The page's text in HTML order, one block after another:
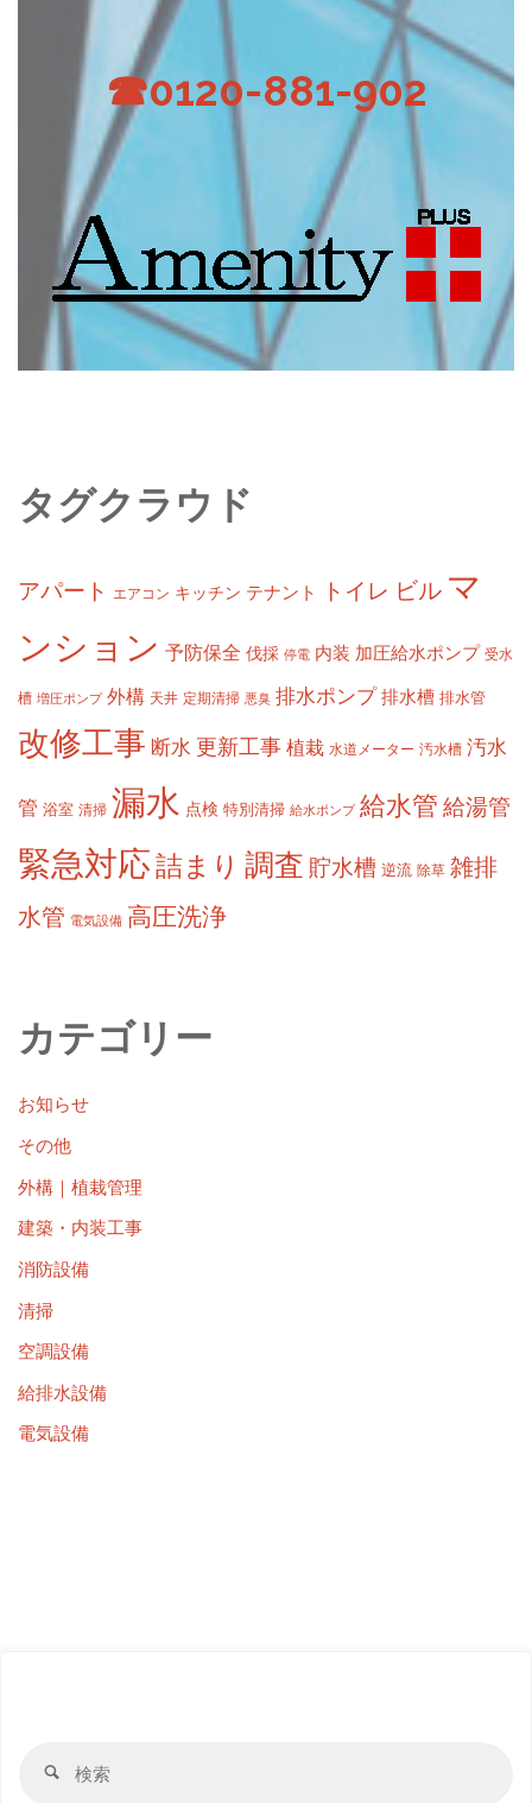
☎0120-881-902
タグクラウド
アパート エアコン キッチン テナント トイレ ビル マ
ンション 予防保全 伐採 停電 内装 加圧給水ポンプ 受水
槽 増圧ポンプ 外構 天井 定期清掃 悪臭 排水ポンプ 排水槽 排水管
改修工事 断水 更新工事 植栽 水道メーター 汚水槽 汚水
管 浴室 清掃 漏水 点検 特別清掃 給水ポンプ 給水管 給湯管
緊急対応詰まり 調査 貯水槽 逆流 除草 雑排
水管 電気設備 高圧洗浄
カテゴリー
お知らせ
その他
外構｜植栽管理
建築・内装工事
消防設備
清掃
空調設備
給排水設備
電気設備